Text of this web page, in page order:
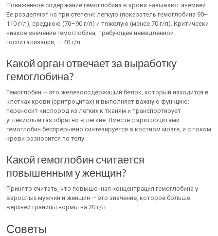
Пониженное содержание гемоглобина в крови называют анемией.
Ее разделяют на три степени: легкую (показатель гемоглобина 90–
110 г/л), среднюю (70–90 г/л) и тяжелую (менее 70 г/л). Критически
низкое значение гемоглобина, требующее немедленной
госпитализации, — 40 г/л.
Какой орган отвечает за выработку
гемоглобина?
Гемоглобин — это железосодержащий белок, который находится в
клетках крови (эритроцитах) и выполняет важную функцию:
переносит кислород из легких к тканям и транспортирует
углекислый газ обратно в легкие. Вместе с эритроцитами
гемоглобин беспрерывно синтезируется в костном мозге, и с током
крови разносится по телу.
Какой гемоглобин считается
повышенным у женщин?
Принято считать, что повышенная концентрация гемоглобина у
взрослых мужчин и женщин — это значение, которое больше
верхней границы нормы на 20 г/л.
Советы